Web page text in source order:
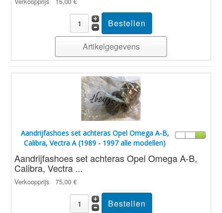
Artikelgegevens
Aandrijfashoes set achteras Opel Omega A-B,
Calibra, Vectra A (1989 - 1997 alle modellen)
Aandrijfashoes set achteras Opel Omega A-B,
Calibra, Vectra ...
Verkoopprijs 75,00 €